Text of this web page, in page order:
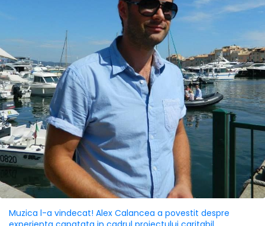
Muzica l-a vindecat! Alex Calancea a povestit despre